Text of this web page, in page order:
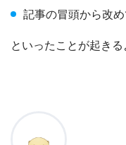
記事の冒頭から改
といったことが起きる